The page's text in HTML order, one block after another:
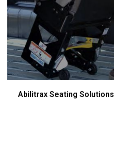
Abilitrax Seating Solutions